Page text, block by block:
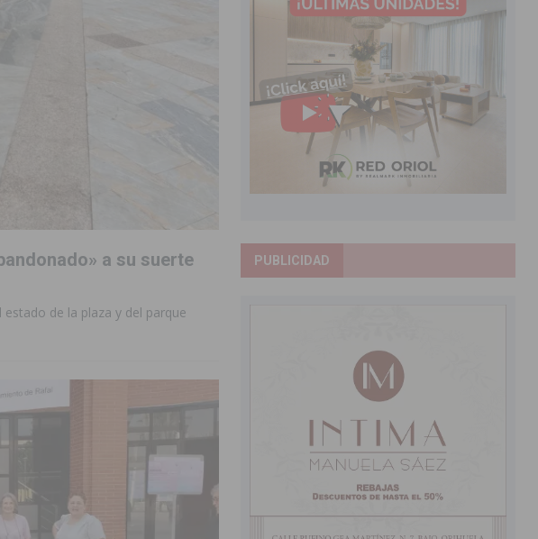
en la vía pública
riesgo vital
del alcohol
Joaquín 2026
Escolar del
alumnado del
y a planificar
a su suerte
de la plaza y del parque
PUBLICIDAD